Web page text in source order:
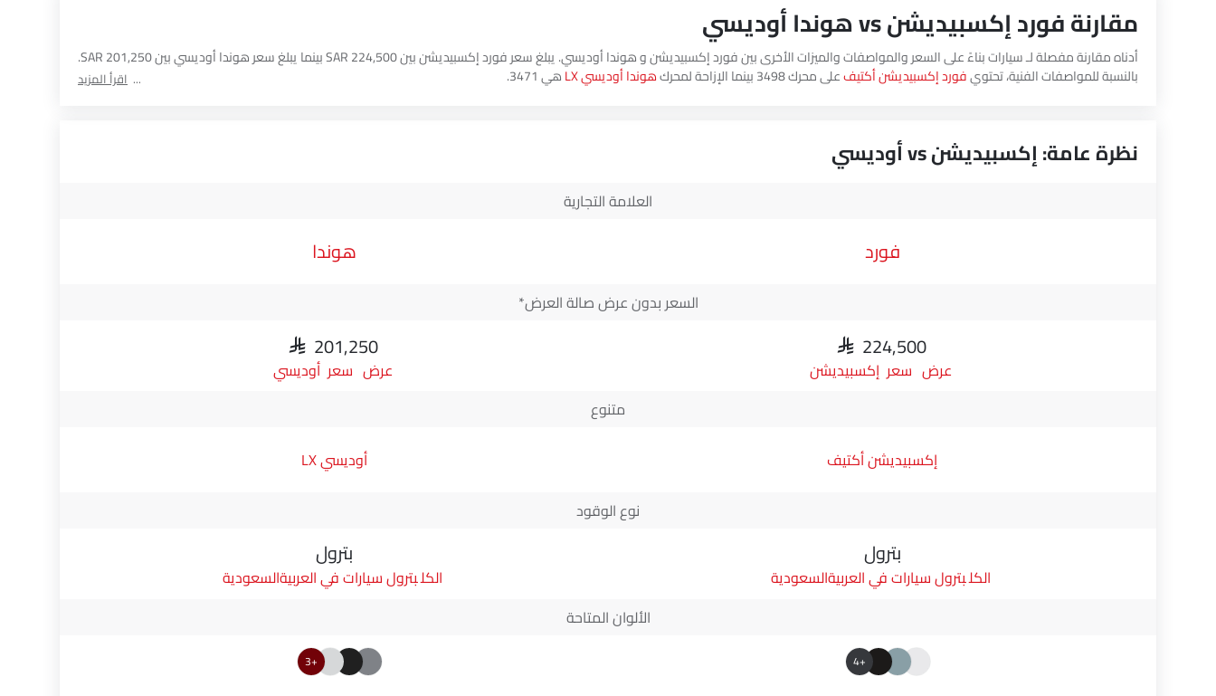
مقارنة فورد إكسبيديشن vs هوندا أوديسي
أدناه مقارنة مفصلة لـ سيارات بناءً على السعر والمواصفات والميزات الأخرى بين فورد إكسبيديشن و هوندا أوديسي. يبلغ سعر فورد إكسبيديشن بين SAR 224,500 بينما يبلغ سعر هوندا أوديسي بين SAR 201,250.
بالنسبة للمواصفات الفنية، تحتويفورد إكسبيديشن أكتيفعلى محرك 3498 بينما الإزاحة لمحرك هوندا أوديسي LX هي 3471. اقرأ المزيد
نظرة عامة: إكسبيديشن vs أوديسي
العلامة التجارية
فورد هوندا
السعر بدون عرض صالة العرض*
SAR 224,500
سعر إكسبيديشن
SAR 201,250
سعر أوديسي
متنوع
إكسبيديشن أكتيف
أوديسي LX
نوع الوقود
بترول
بترول سيارات في العربيةالسعودية
بترول
بترول سيارات في العربيةالسعودية
الألوان المتاحة
+4
+3